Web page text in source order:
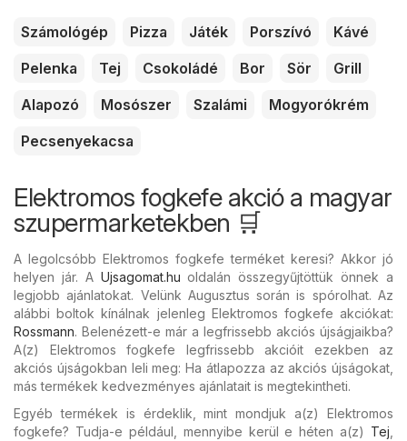
Számológép Pizza Játék Porszívó
Kávé
Pelenka
Tej Csokoládé Bor Sör
Grill
Alapozó
Mosószer Szalámi
Mogyorókrém
Pecsenyekacsa
Elektromos fogkefe akció a magyar
szupermarketekben 🛒
A legolcsóbb Elektromos fogkefe terméket keresi? Akkor jó
helyen jár. A Ujsagomat.hu oldalán összegyűjtöttük önnek a
legjobb ajánlatokat. Velünk Augusztus során is spórolhat. Az
alábbi boltok kínálnak jelenleg Elektromos fogkefe akciókat:
Rossmann. Belenézett-e már a legfrissebb akciós újságjaikba?
A(z) Elektromos fogkefe legfrissebb akcióit ezekben az
akciós újságokban leli meg: Ha átlapozza az akciós újságokat,
más termékek kedvezményes ajánlatait is megtekintheti.
Egyéb termékek is érdeklik, mint mondjuk a(z) Elektromos
fogkefe? Tudja-e például, mennyibe kerül e héten a(z) Tej